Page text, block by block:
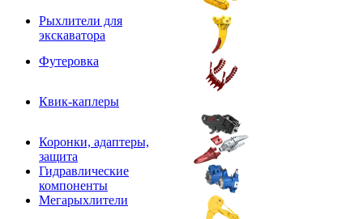
Рыхлители для
экскаватора
Футеровка
Квик-каплеры
Коронки, адаптеры,
защита
Гидравлические
компоненты
Мегарыхлители